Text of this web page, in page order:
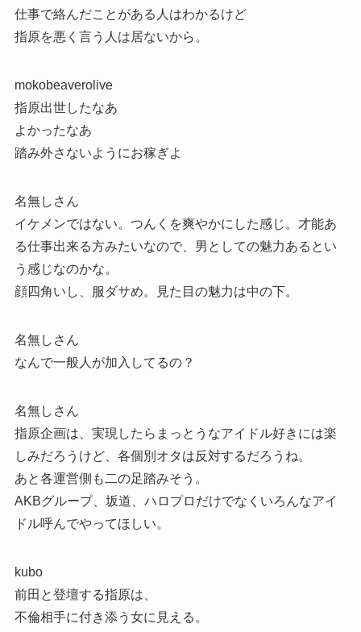
仕事で絡んだことがある人はわかるけど
指原を悪く言う人は居ないから。
mokobeaverolive
指原出世したなあ
よかったなあ
踏み外さないようにお稼ぎよ
名無しさん
イケメンではない。つんくを爽やかにした感じ。才能あ
る仕事出来る方みたいなので、男としての魅力あるとい
う感じなのかな。
顔四角いし、服ダサめ。見た目の魅力は中の下。
名無しさん
なんで一般人が加入してるの？
名無しさん
指原企画は、実現したらまっとうなアイドル好きには楽
しみだろうけど、各個別オタは反対するだろうね。
あと各運営側も二の足踏みそう。
AKBグループ、坂道、ハロプロだけでなくいろんなアイ
ドル呼んでやってほしい。
kubo
前田と登壇する指原は、
不倫相手に付き添う女に見える。